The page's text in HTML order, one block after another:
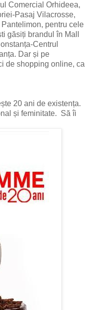
Comercial Orhideea,
Pasaj Vilacrosse,
pentru cele
găsiți brandul în Mall
Centrul
Dar și pe
de shopping online, ca
20 ani de existența.
și feminitate. Să îi